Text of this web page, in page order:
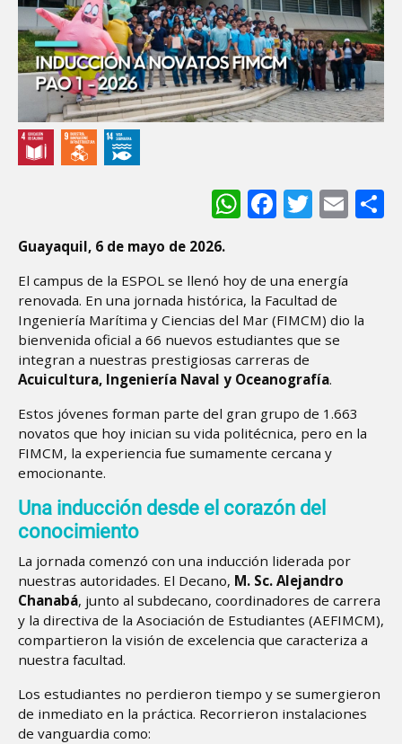
WhatsApp
Facebook
Twitter
Guayaquil, 6 de mayo de 2026.
El campus de la ESPOL se llenó hoy de una energía
renovada. En una jornada histórica, la Facultad de
Ingeniería Marítima y Ciencias del Mar (FIMCM) dio la
bienvenida oficial a 66 nuevos estudiantes que se
integran a nuestras prestigiosas carreras de
Acuicultura, Ingeniería Naval y Oceanografía.
Estos jóvenes forman parte del gran grupo de 1.663
novatos que hoy inician su vida politécnica, pero en la
FIMCM, la experiencia fue sumamente cercana y
emocionante.
Una inducción desde el corazón del
conocimiento
La jornada comenzó con una inducción liderada por
nuestras autoridades. El Decano, M. Sc. Alejandro
Chanabá, junto al subdecano, coordinadores de carrera
y la directiva de la Asociación de Estudiantes (AEFIMCM),
compartieron la visión de excelencia que caracteriza a
nuestra facultad.
Los estudiantes no perdieron tiempo y se sumergieron
de inmediato en la práctica. Recorrieron instalaciones
de vanguardia como: